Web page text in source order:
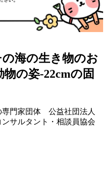
の海の生き物のお
の姿-22cmの固
専門家団体 公益社団法人
ンサルタント・相談員協会